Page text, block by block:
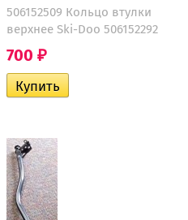
506152509 Кольцо втулки
верхнее Ski-Doo 506152292
700 ₽